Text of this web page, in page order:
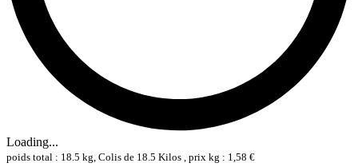
Loading...
poids total : 18.5 kg, Colis de 18.5 Kilos , prix kg : 1,58 €